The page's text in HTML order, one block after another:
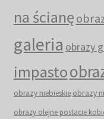
na ścianę
galeria obrazy
impasto
obrazy niebieskie obrazy
obrazy olejne postacie